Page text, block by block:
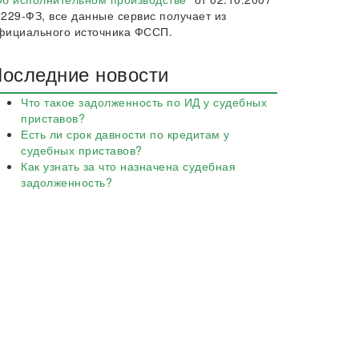
ФЗ, все данные сервис получает из
источника ФССП.
новости
Что такое задолженность по ИД у судебных
приставов?
Есть ли срок давности по кредитам у
судебных приставов?
Как узнать за что назначена судебная
задолженность?